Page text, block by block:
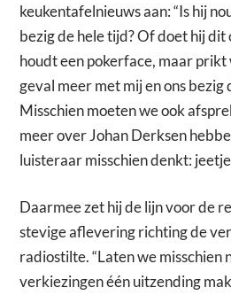
keukentafelnieuws aan: “Is hij
bezig de hele tijd? Of doet hij
houdt een pokerface, maar prikt
geval meer met mij en ons bezig
Misschien moeten we ook
meer over Johan Derksen
luisteraar misschien denkt:
Daarmee zet hij de lijn voor de
stevige aflevering richting de
radiostilte. “Laten we misschien
verkiezingen één uitzending